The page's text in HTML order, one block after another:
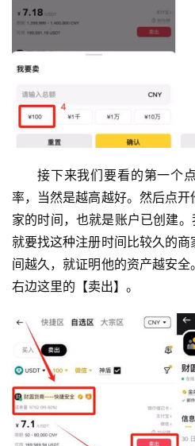
接下来我们要看的第一个
率，当然是越高越好。然后点
家的时间，也就是账户已创建
就要找这种注册时间比较久的
间越久，就证明他的资产越安
右边这里的【卖出】。